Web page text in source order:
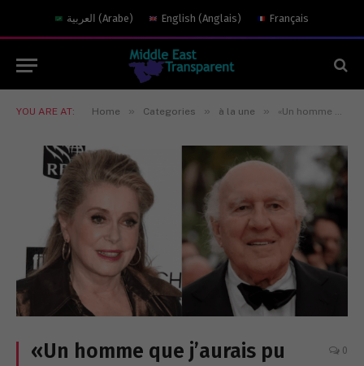
العربية (Arabe) English (Anglais) Français
YOU ARE AT: Home » Categories » à la une » «Un homme que j’aurais pu aimer» : Catherine Deneuve raconte son Michel Piccoli
«Un homme que j’aurais pu
0